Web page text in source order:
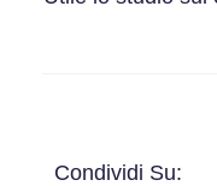
Condividi Su: